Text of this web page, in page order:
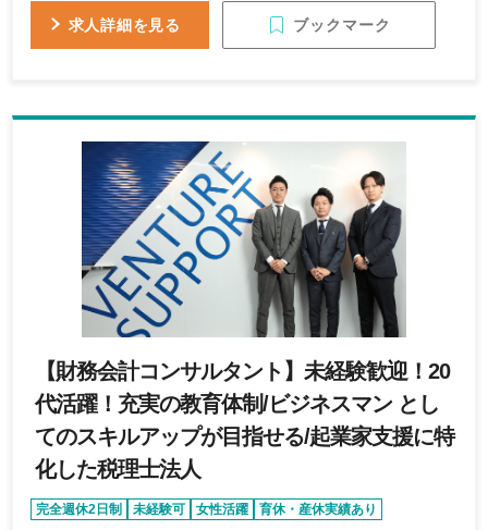
求人詳細を見る ブックマーク
【財務会計コンサルタント】未経験歓迎！20
代活躍！充実の教育体制/ビジネスマン とし
てのスキルアップが目指せる/起業家支援に特
化した税理士法人
完全週休2日制 未経験可 女性活躍
育休・産休実績あり